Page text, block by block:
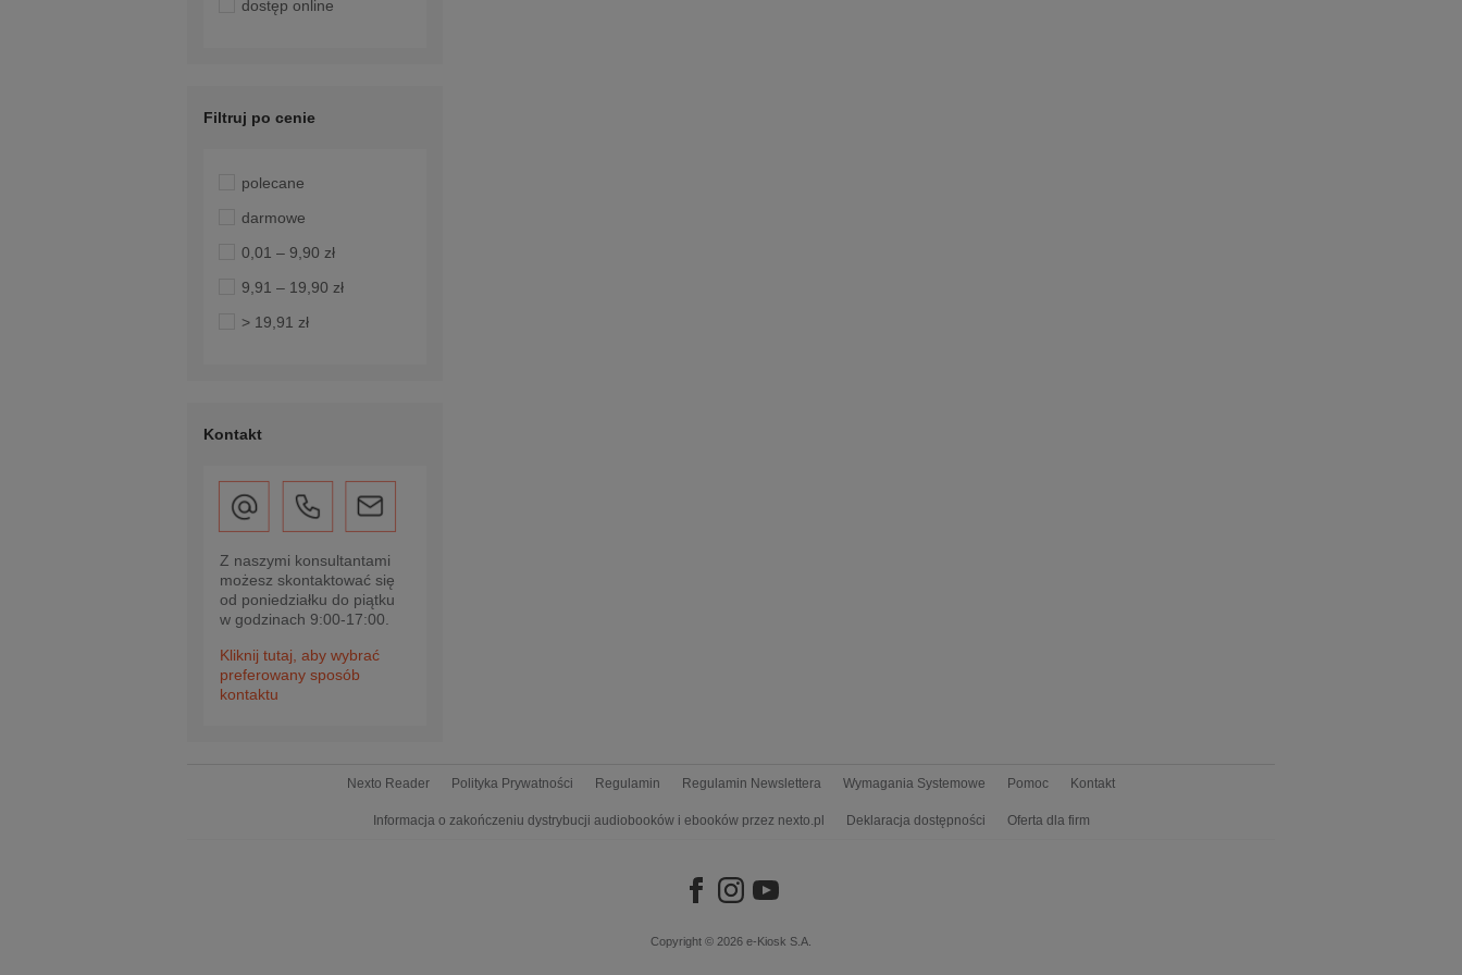
dostęp online
Filtruj po cenie
polecane
darmowe
0,01 – 9,90 zł
9,91 – 19,90 zł
> 19,91 zł
Kontakt
Z naszymi konsultantami
możesz skontaktować się
od poniedziałku do piątku
w godzinach 9:00-17:00.
Kliknij tutaj, aby wybrać
preferowany sposób
kontaktu
Nexto Reader Polityka Prywatności Regulamin Regulamin Newslettera Wymagania Systemowe Pomoc Kontakt
Informacja o zakończeniu dystrybucji audiobooków i ebooków przez nexto.pl Deklaracja dostępności Oferta dla firm
Copyright © 2026 e-Kiosk S.A.